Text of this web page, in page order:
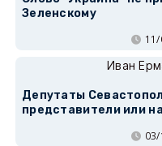
Зеленскому
Иван
Депутаты
представители или